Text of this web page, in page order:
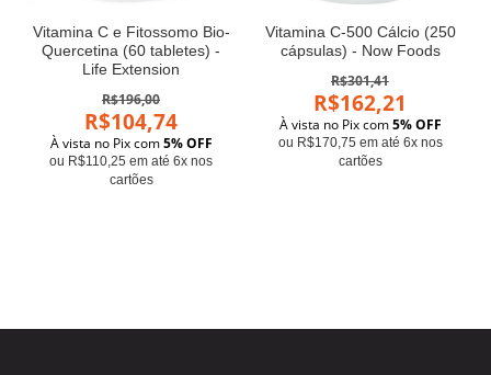
Vitamina C e Fitossomo Bio-
Quercetina (60 tabletes) -
Life Extension
R$196,00
R$104,74
À vista no Pix com5% OFF
ou R$110,25 em até 6x nos
cartões
Vitamina C-500 Cálcio (250
cápsulas) - Now Foods
R$301,41
R$162,21
À vista no Pix com5% OFF
ou R$170,75 em até 6x nos
cartões